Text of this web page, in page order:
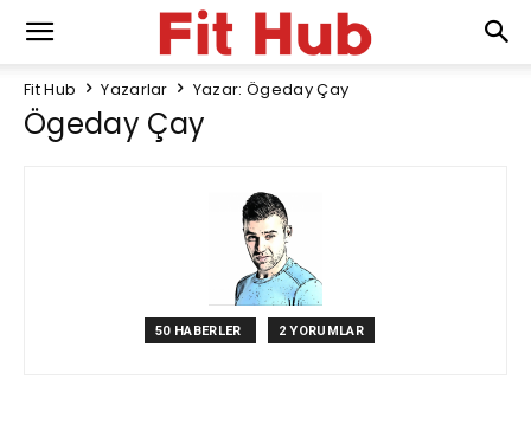
Fit Hub Yazarlar Yazar: Ögeday Çay
Ögeday Çay
50 HABERLER 2 YORUMLAR